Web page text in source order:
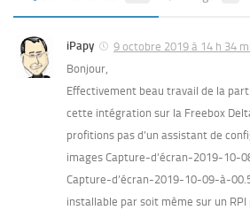
iPapy
9 octobre 2019 à 14 h 34
Bonjour,
Effectivement beau travail de la part
cette intégration sur la Freebox
profitions pas d’un assistant de
images Capture-d’écran-2019-10-
Capture-d’écran-2019-10-09-à-
installable par soit même sur un RPI